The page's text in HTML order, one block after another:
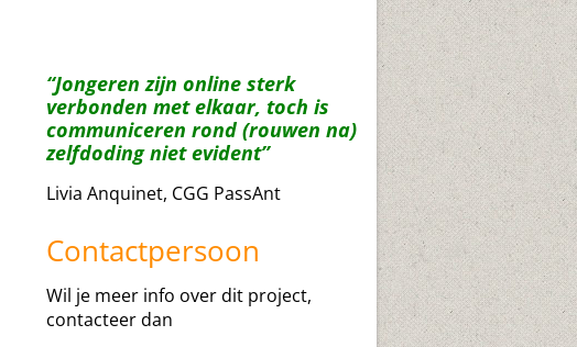
“Jongeren zijn online sterk
verbonden met elkaar, toch is
communiceren rond (rouwen na)
zelfdoding niet evident”
Livia Anquinet, CGG PassAnt
Contactpersoon
Wil je meer info over dit project,
contacteer dan